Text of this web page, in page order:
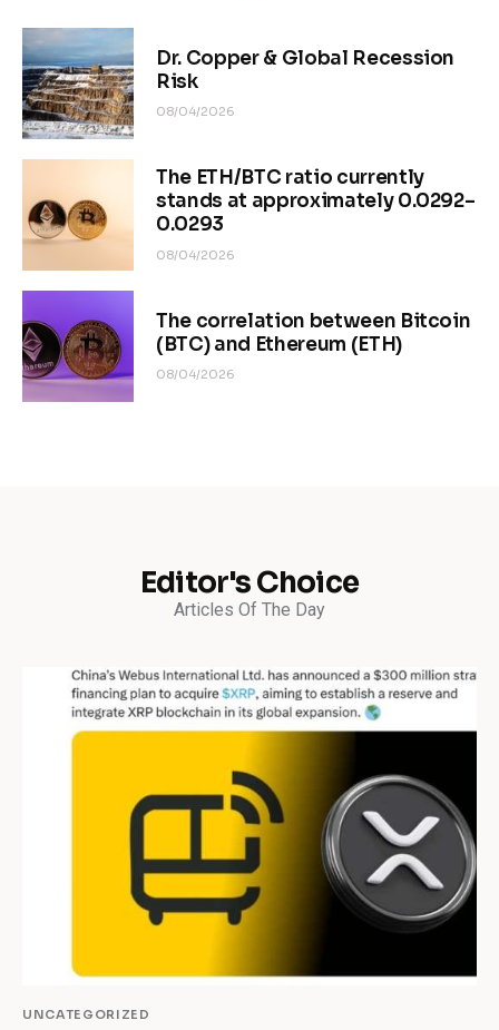
Dr. Copper & Global Recession
Risk
08/04/2026
The ETH/BTC ratio currently
stands at approximately 0.0292–
0.0293
08/04/2026
The correlation between Bitcoin
(BTC) and Ethereum (ETH)
08/04/2026
Editor's Choice
Articles Of The Day
UNCATEGORIZED